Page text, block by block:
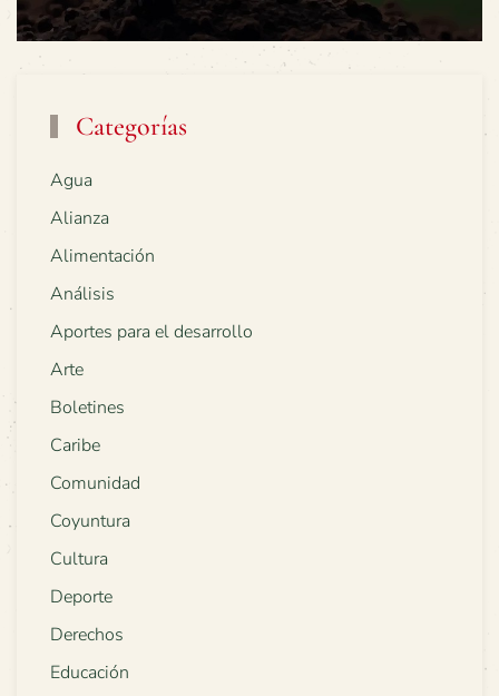
Categorías
Agua
Alianza
Alimentación
Análisis
Aportes para el desarrollo
Arte
Boletines
Caribe
Comunidad
Coyuntura
Cultura
Deporte
Derechos
Educación